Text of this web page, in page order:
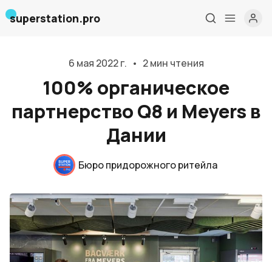
Главная
О нас
Дизайн и проектирование
superstation.pro
6 мая 2022 г. • 2 мин чтения
100% органическое
партнерство Q8 и Meyers в
Дании
Бюро придорожного ритейла